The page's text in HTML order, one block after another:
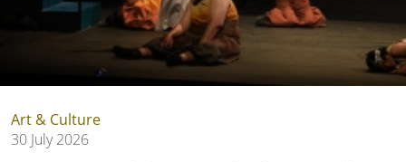
Art & Culture
30 July 2026